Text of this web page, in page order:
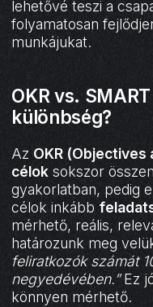
lehetővé teszi a
folyamatosan
munkájukat.
OKR vs.
különbség?
Az OKR (Objectives
célok sokszor
gyakorlatban, pedig
célok inkább
mérhető, reális,
határozunk meg
feliratkozók számát
negyedévében.”Ez
könnyen mérhető.